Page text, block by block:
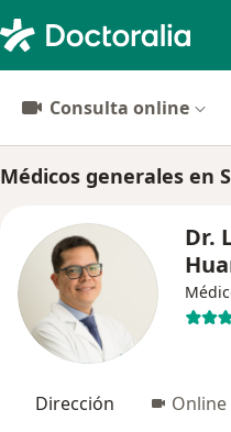
Consulta online
Médicos generales en
Dr.
Dirección Online